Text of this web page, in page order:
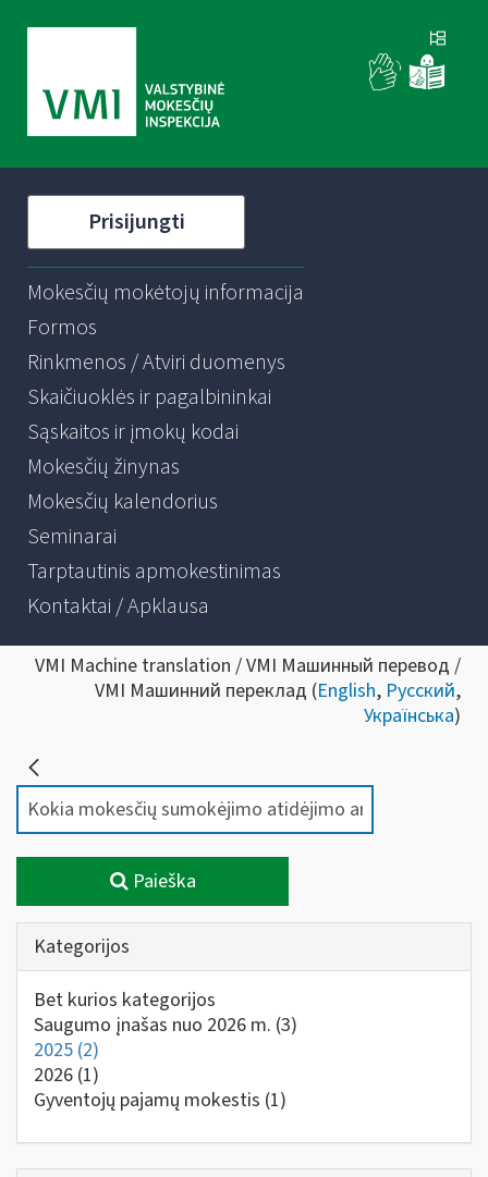
Prisijungti
Mokesčių mokėtojų informacija
Formos
Rinkmenos / Atviri duomenys
Skaičiuoklės ir pagalbininkai
Sąskaitos ir įmokų kodai
Mokesčių žinynas
Mokesčių kalendorius
Seminarai
Tarptautinis apmokestinimas
Kontaktai / Apklausa
VMI Machine translation / VMI Машинный перевод /
VMI Машинний переклад (English, Русский,
Українська)
Paieška
Kategorijos
Bet kurios kategorijos
Saugumo įnašas nuo 2026 m. (3)
2025 (2)
2026 (1)
Gyventojų pajamų mokestis (1)